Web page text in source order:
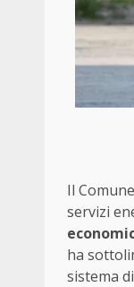
Il
servizi
ha
sistema